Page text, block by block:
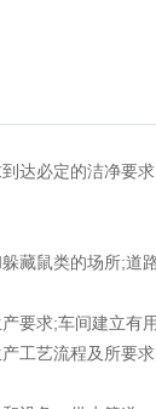
达必定的洁净要
藏鼠类的场所;道
要求;车间建立有
工艺流程及所要